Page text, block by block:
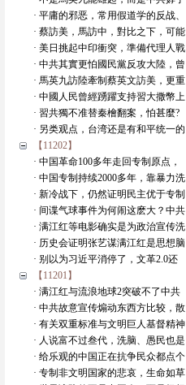
· 平庸的邪恶，常用假道学的反战、
· 蔡訪美，馬訪中，對比之下，可能
· 美日挑起中印衝突，準備代理人戰
· 中共其實更怕國民黨反攻大陸，曾
· 馬英九訪陸牽制蔡英文訪美，更重
· 中國人民曾經踴躍支持習大撒幣上
· 習共獨不准替秦檜翻案，怕甚麼?
· 另类观点，台湾还是有和平统一的
【11202】
· 中国革命100多年走回专制原点，
· 中国专制持续2000多年，靠暴力洗
· 新冷战下，仍然证明民主优于专制
· 间谍气球事件为何闹这麽大？中共
· 满江红等电影确实是为政治宣传洗
· 历史会证明张艺谋满江红是思想脑
· 别以为习近平消停了，文革2.0还
【11201】
· 满江红与流浪地球2突破不了中共
· 中共故意宣传煽动东西方比较，散
· 有关双重标准与文明巨人基督精神
· 人说富不过叁代，洗脑、愚民也是
· 给乐观的中国正在抗争民众都点个
· 专制非文明国家的悲哀，生命如草